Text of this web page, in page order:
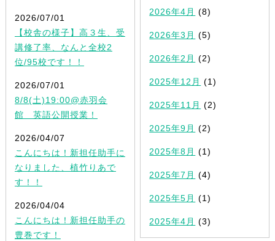
2026/07/01
【校舎の様子】高３生、受
講修了率、なんと全校2
位/95校です！！
2026/07/01
8/8(土)19:00@赤羽会
館 英語公開授業！
2026/04/07
こんにちは！新担任助手に
なりました、植竹りあで
す！！
2026/04/04
こんにちは！新担任助手の
豊巻です！
2026年4月 (8)
2026年3月 (5)
2026年2月 (2)
2025年12月 (1)
2025年11月 (2)
2025年9月 (2)
2025年8月 (1)
2025年7月 (4)
2025年5月 (1)
2025年4月 (3)